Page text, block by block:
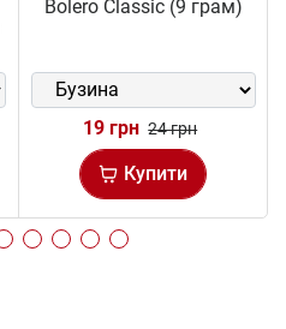
Bolero Classic (9 грам)
19 грн 24 грн
Купити